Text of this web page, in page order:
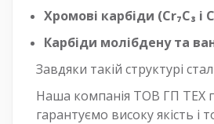
Хромові карбіди (Cr₇C₃ і
Карбіди молібдену та
Завдяки такій структурі
Наша компанія ТОВ ГП ТЕХ
гарантуємо високу якість і